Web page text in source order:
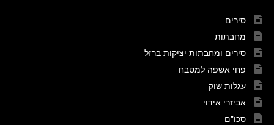
סירים
מחבתות
סירים ומחבתות יציקות ברזל
פחי אשפה למטבח
עגלות שוק
אביזרי אידוי
סכו"ם